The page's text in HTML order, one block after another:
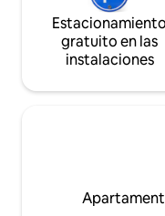
Estacionamiento
gratuito en las
instalaciones